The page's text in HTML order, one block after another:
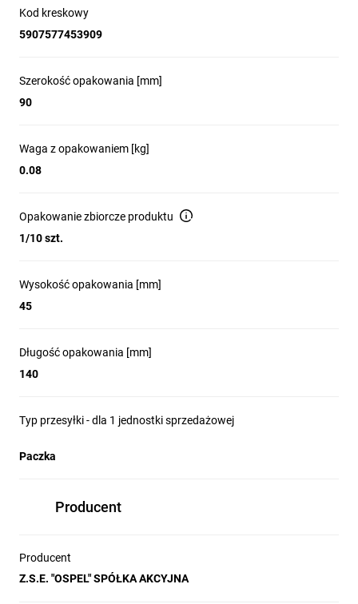
Kod kreskowy
5907577453909
Szerokość opakowania [mm]
90
Waga z opakowaniem [kg]
0.08
Opakowanie zbiorcze produktu
1/10 szt.
Wysokość opakowania [mm]
45
Długość opakowania [mm]
140
Typ przesyłki - dla 1 jednostki sprzedażowej
Paczka
Producent
Producent
Z.S.E. "OSPEL" SPÓŁKA AKCYJNA